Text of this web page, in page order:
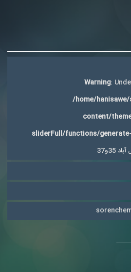
Warning:
/home/
content/
sliderFull/functions/